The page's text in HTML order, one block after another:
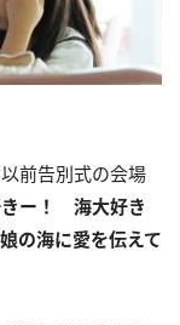
前告別式の会場
きー！ 海大好き
の海に愛を伝えて